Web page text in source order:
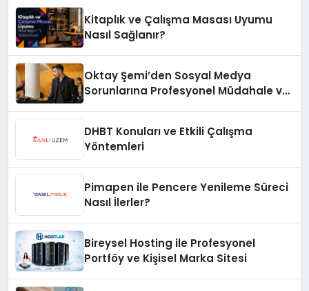
Kitaplık ve Çalışma Masası Uyumu
Nasıl Sağlanır?
Oktay Şemi’den Sosyal Medya
Sorunlarına Profesyonel Müdahale ve
DHBT Konuları ve Etkili Çalışma
Yöntemleri
Pimapen ile Pencere Yenileme Süreci
Nasıl İlerler?
Bireysel Hosting ile Profesyonel
Portföy ve Kişisel Marka Sitesi